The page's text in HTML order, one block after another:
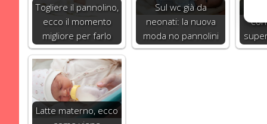
Togliere il pannolino,
ecco il momento
migliore per farlo
Sul wc già da
neonati: la nuova
moda no pannolini
Latte materno, ecco